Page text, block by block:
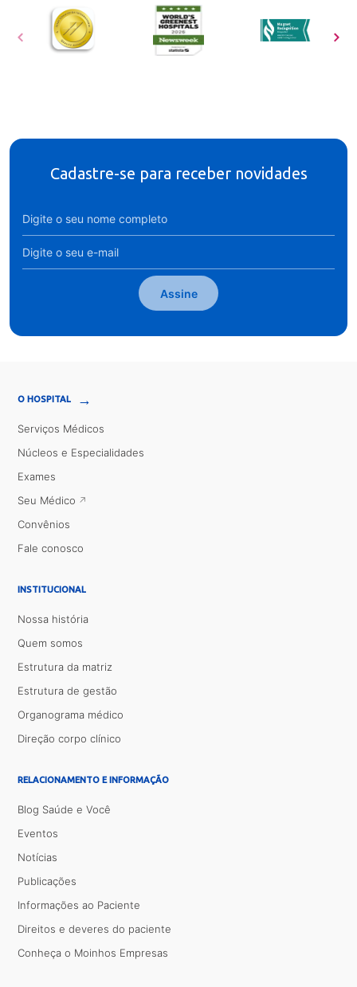
Cadastre-se para receber novidades
Assine
O HOSPITAL →
Serviços Médicos
Núcleos e Especialidades
Exames
Seu Médico
Convênios
Fale conosco
INSTITUCIONAL
Nossa história
Quem somos
Estrutura da matriz
Estrutura de gestão
Organograma médico
Direção corpo clínico
RELACIONAMENTO E INFORMAÇÃO
Blog Saúde e Você
Eventos
Notícias
Publicações
Informações ao Paciente
Direitos e deveres do paciente
Conheça o Moinhos Empresas